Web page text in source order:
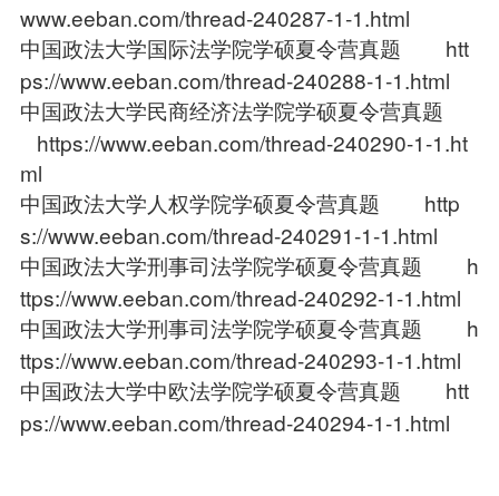
www.eeban.com/thread-240287-1-1.html
中国政法大学国际法学院学硕夏令营真题 htt
ps://www.eeban.com/thread-240288-1-1.html
中国政法大学民商经济法学院学硕夏令营真题
https://www.eeban.com/thread-240290-1-1.ht
ml
中国政法大学人权学院学硕夏令营真题 http
s://www.eeban.com/thread-240291-1-1.html
中国政法大学刑事司法学院学硕夏令营真题 h
ttps://www.eeban.com/thread-240292-1-1.html
中国政法大学刑事司法学院学硕夏令营真题 h
ttps://www.eeban.com/thread-240293-1-1.html
中国政法大学中欧法学院学硕夏令营真题 htt
ps://www.eeban.com/thread-240294-1-1.html